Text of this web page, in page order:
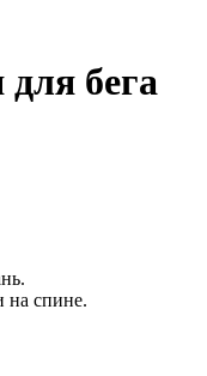
бега
на спине.